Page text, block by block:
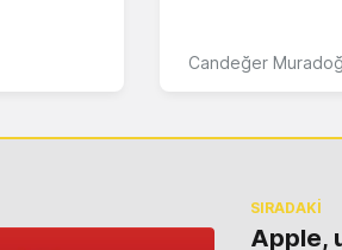
Candeğer
SIRADAKİ
Apple,